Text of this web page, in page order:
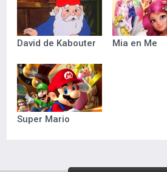
David de Kabouter Mia en Me
Super Mario